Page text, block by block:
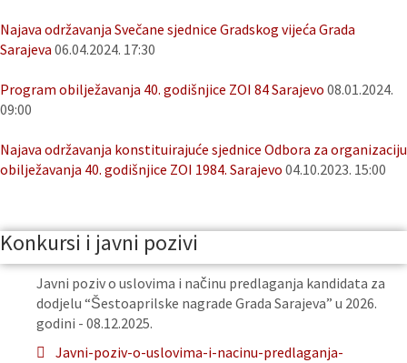
Najava održavanja Svečane sjednice Gradskog vijeća Grada
Sarajeva 06.04.2024. 17:30
Program obilježavanja 40. godišnjice ZOI 84 Sarajevo 08.01.2024.
09:00
Najava održavanja konstituirajuće sjednice Odbora za organizaciju
obilježavanja 40. godišnjice ZOI 1984. Sarajevo 04.10.2023. 15:00
Konkursi i javni pozivi
Javni poziv o uslovima i načinu predlaganja kandidata za
dodjelu “Šestoaprilske nagrade Grada Sarajeva” u 2026.
godini - 08.12.2025.
Javni-poziv-o-uslovima-i-nacinu-predlaganja-